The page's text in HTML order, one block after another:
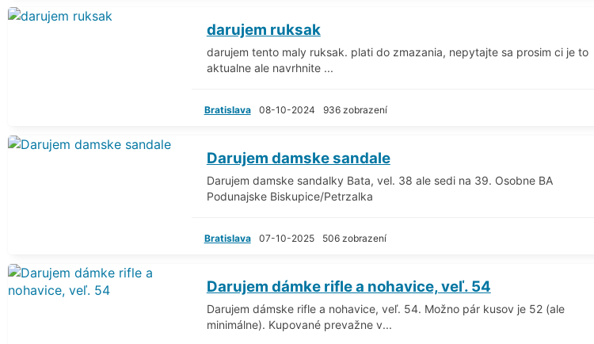
darujem ruksak
darujem tento maly ruksak. plati do zmazania, nepytajte sa prosim ci je to
aktualne ale navrhnite ...
Bratislava 08-10-2024 936 zobrazení
Darujem damske sandale
Darujem damske sandalky Bata, vel. 38 ale sedi na 39. Osobne BA
Podunajske Biskupice/Petrzalka
Bratislava 07-10-2025 506 zobrazení
Darujem dámke rifle a nohavice, veľ. 54
Darujem dámske rifle a nohavice, veľ. 54. Možno pár kusov je 52 (ale
minimálne). Kupované prevažne v...